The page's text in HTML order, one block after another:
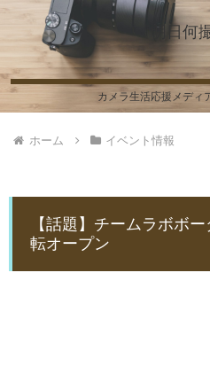
明日何
カメラ生活応援メディ
ホーム イベント情報
【話題】チームラボボ
転オープン